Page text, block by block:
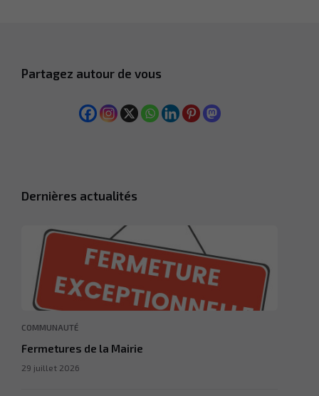
Partagez autour de vous
Dernières actualités
COMMUNAUTÉ
Fermetures de la Mairie
29 juillet 2026